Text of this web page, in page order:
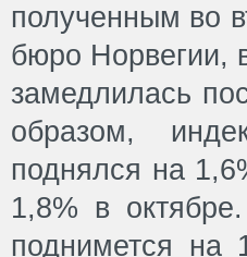
полученным во
бюро Норвегии,
замедлилась
образом,
поднялся на
1,8% в
поднимется на